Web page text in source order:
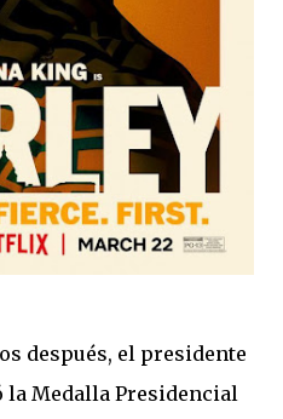
después, el presidente
la Medalla Presidencial